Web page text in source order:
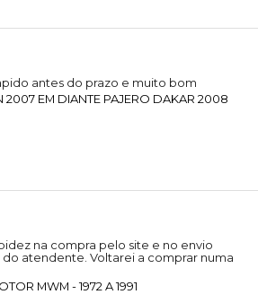
antes do prazo e muito bom
2007 EM DIANTE PAJERO DAKAR 2008
na compra pelo site e no envio
atendente. Voltarei a comprar numa
MWM - 1972 A 1991